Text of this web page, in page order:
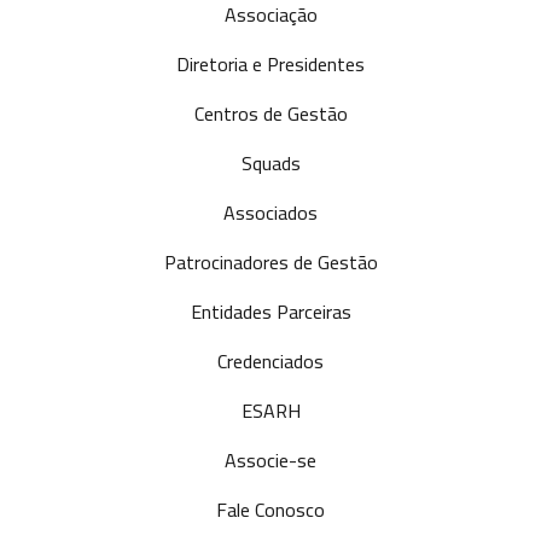
Associação
Diretoria e Presidentes
Centros de Gestão
Squads
Associados
Patrocinadores de Gestão
Entidades Parceiras
Credenciados
ESARH
Associe-se
Fale Conosco